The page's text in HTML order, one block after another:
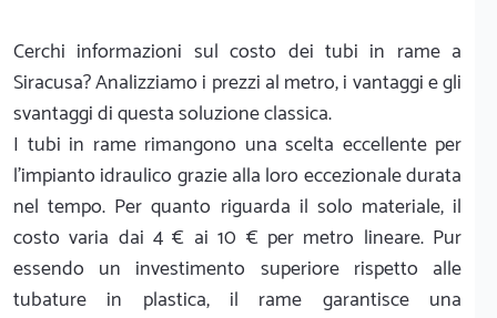
Cerchi informazioni sul costo dei tubi in rame a
Siracusa? Analizziamo i prezzi al metro, i vantaggi e gli
svantaggi di questa soluzione classica.
I tubi in rame rimangono una scelta eccellente per
l'impianto idraulico grazie alla loro eccezionale durata
nel tempo. Per quanto riguarda il solo materiale, il
costo varia dai 4 € ai 10 € per metro lineare. Pur
essendo un investimento superiore rispetto alle
tubature in plastica, il rame garantisce una